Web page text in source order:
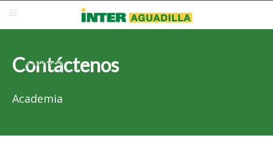
Correo Electrónico
Re-admisión
Contáctenos
Academia